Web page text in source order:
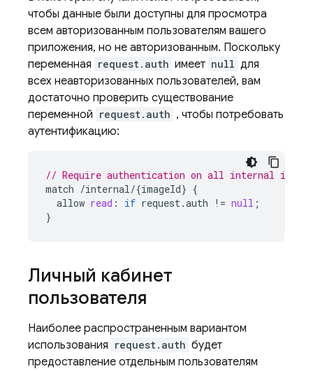
чтобы данные были доступны для просмотра
всем авторизованным пользователям вашего
приложения, но не авторизованным. Поскольку
переменная request.auth имеет null для
всех неавторизованных пользователей, вам
достаточно проверить существование
переменной request.auth , чтобы потребовать
аутентификацию:
// Require authentication on all internal image
match /internal/{imageId} {
allow read : if request.auth ! = null ;
}
Личный кабинет
пользователя
Наиболее распространенным вариантом
использования request.auth будет
предоставление отдельным пользователям